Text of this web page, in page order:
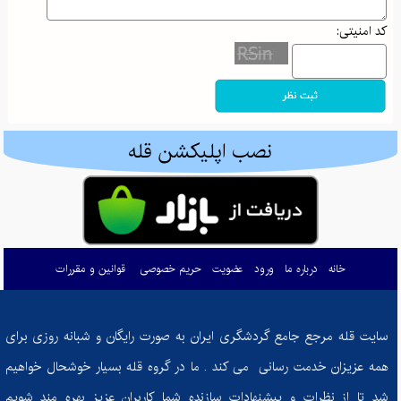
والدین هلیکوپتری و اثرات آن بر رشد خودمختاری
جذاب‌ترین مقاصد پاییزی ایران: از جادوی جنگل‌های شمال تا آرامش کویرهای بکر
پاییز در کوهستان: راهنمای کامل برای آمادگی و تجهیزات ضروری کوهنوردی
ادموند هیلاری: تسخیرکننده اورست و نماد اراده بشری
گم شدن در طبیعت: راهنمای بقا و بازگشت ایمن در کوه و جنگل
کوله‌پشتی‌های کوهنوردی: راهنمای انتخاب هوشمندانه برای صعود به قله‌های موفقیت
چطور زندگی‌تان را تحت کنترل درآورید: معرفی کتاب "ذهن حواس جمع"
مرداب دیوک؛ نگینی پنهان در دل جنگل‌های سرسبز کلاردشت
از تصمیم تا دستاورد: چگونه در مسیر تناسب اندام ثابت‌قدم بمانیم؟
کد امنیتی:
نصب اپلیکشن قله
خانه درباره ما ورود عضویت حریم خصوصی قوانین و مقررات
سایت قله مرجع جامع گردشگری ایران به صورت رایگان و شبانه روزی برای
همه عزیزان خدمت رسانی می کند . ما در گروه قله بسیار خوشحال خواهیم